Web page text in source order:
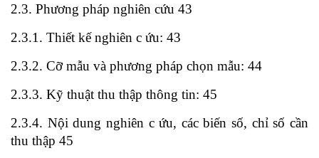
2.3. Phương pháp nghiên cứu 43
2.3.1. Thiết kế nghiên c ứu: 43
2.3.2. Cỡ mẫu và phương pháp chọn mẫu: 44
2.3.3. Kỹ thuật thu thập thông tin: 45
2.3.4. Nội dung nghiên c ứu, các biến số, chỉ số cần
thu thập 45